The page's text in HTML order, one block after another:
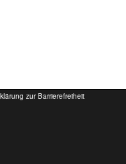
zur Barrierefreiheit